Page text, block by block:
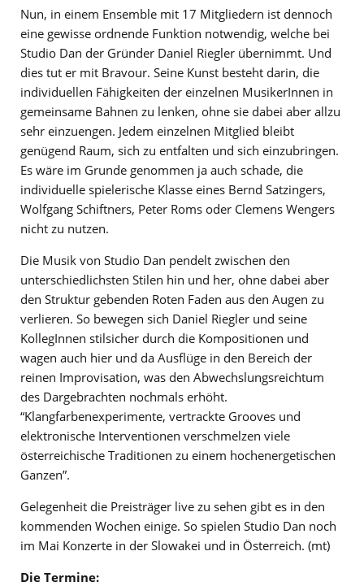
Nun, in einem Ensemble mit 17 Mitgliedern ist dennoch
eine gewisse ordnende Funktion notwendig, welche bei
Studio Dan der Gründer Daniel Riegler übernimmt. Und
dies tut er mit Bravour. Seine Kunst besteht darin, die
individuellen Fähigkeiten der einzelnen MusikerInnen in
gemeinsame Bahnen zu lenken, ohne sie dabei aber allzu
sehr einzuengen. Jedem einzelnen Mitglied bleibt
genügend Raum, sich zu entfalten und sich einzubringen.
Es wäre im Grunde genommen ja auch schade, die
individuelle spielerische Klasse eines Bernd Satzingers,
Wolfgang Schiftners, Peter Roms oder Clemens Wengers
nicht zu nutzen.
Die Musik von Studio Dan pendelt zwischen den
unterschiedlichsten Stilen hin und her, ohne dabei aber
den Struktur gebenden Roten Faden aus den Augen zu
verlieren. So bewegen sich Daniel Riegler und seine
KollegInnen stilsicher durch die Kompositionen und
wagen auch hier und da Ausflüge in den Bereich der
reinen Improvisation, was den Abwechslungsreichtum
des Dargebrachten nochmals erhöht.
“Klangfarbenexperimente, vertrackte Grooves und
elektronische Interventionen verschmelzen viele
österreichische Traditionen zu einem hochenergetischen
Ganzen”.
Gelegenheit die Preisträger live zu sehen gibt es in den
kommenden Wochen einige. So spielen Studio Dan noch
im Mai Konzerte in der Slowakei und in Österreich. (mt)
Die Termine: